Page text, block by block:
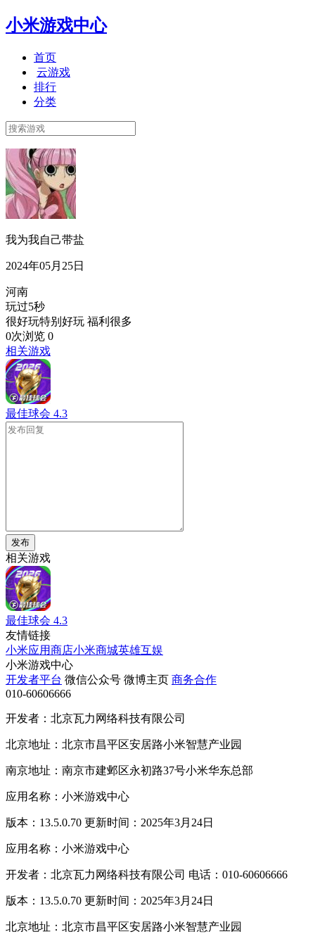
小米游戏中心
首页
云游戏
排行
分类
我为我自己带盐
2024年05月25日
河南
玩过5秒
很好玩特别好玩 福利很多
0次浏览 0
相关游戏
最佳球会 4.3
发布
相关游戏
最佳球会 4.3
友情链接
小米应用商店小米商城英雄互娱
小米游戏中心
开发者平台 微信公众号 微博主页 商务合作
010-60606666
开发者：北京瓦力网络科技有限公司
北京地址：北京市昌平区安居路小米智慧产业园
南京地址：南京市建邺区永初路37号小米华东总部
应用名称：小米游戏中心
版本：13.5.0.70 更新时间：2025年3月24日
应用名称：小米游戏中心
开发者：北京瓦力网络科技有限公司 电话：010-60606666
版本：13.5.0.70 更新时间：2025年3月24日
北京地址：北京市昌平区安居路小米智慧产业园